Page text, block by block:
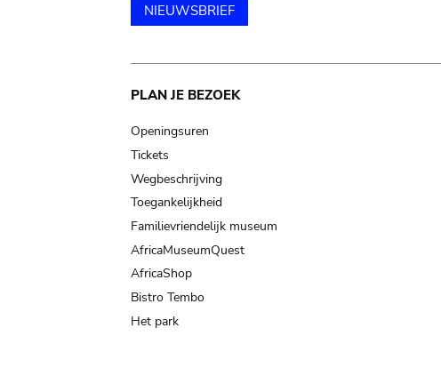
NIEUWSBRIEF
Main
navigation
PLAN JE BEZOEK
Openingsuren
Tickets
Wegbeschrijving
Toegankelijkheid
Familievriendelijk museum
AfricaMuseumQuest
AfricaShop
Bistro Tembo
Het park